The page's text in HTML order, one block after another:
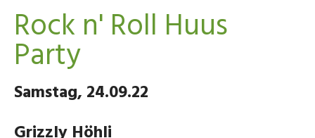
Rock n' Roll Huus
Party
Samstag, 24.09.22